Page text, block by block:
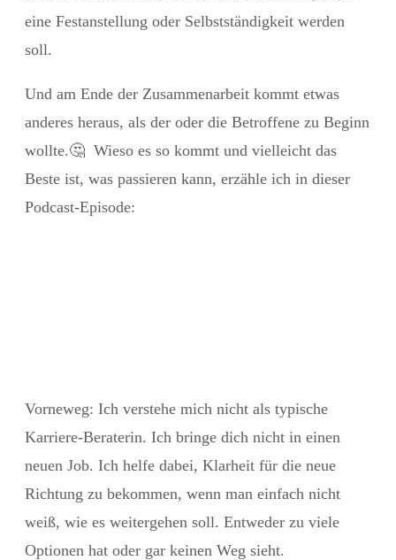
eine Festanstellung oder Selbstständigkeit werden
soll.
Und am Ende der Zusammenarbeit kommt etwas
anderes heraus, als der oder die Betroffene zu Beginn
wollte.🤔 Wieso es so kommt und vielleicht das
Beste ist, was passieren kann, erzähle ich in dieser
Podcast-Episode:
Vorneweg: Ich verstehe mich nicht als typische
Karriere-Beraterin. Ich bringe dich nicht in einen
neuen Job. Ich helfe dabei, Klarheit für die neue
Richtung zu bekommen, wenn man einfach nicht
weiß, wie es weitergehen soll. Entweder zu viele
Optionen hat oder gar keinen Weg sieht.